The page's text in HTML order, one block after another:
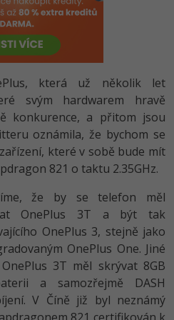
SEO
vzory
aplikací
a bigdata
-80%
-30%
-25%
která už několik let
svým hardwarem hravě
konkurence, a přitom jsou
oznámila, že bychom se
které v sobě bude mít
821 o taktu 2.35GHz.
že by se telefon měl
OnePlus 3T a být tak
OnePlus 3, stejně jako
OnePlus One. Jiné
3T měl skrývat 8GB
a samozřejmě DASH
V Číně již byl neznámý